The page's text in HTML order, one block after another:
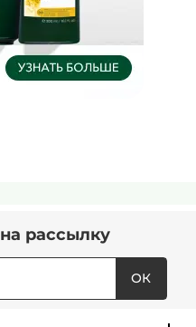
на рассылку
ОК